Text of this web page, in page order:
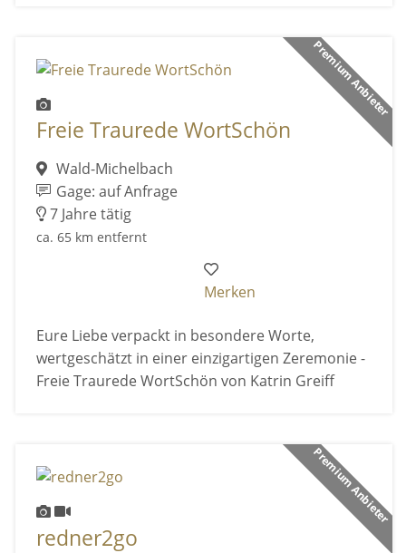
Premium Anbieter
Freie Traurede WortSchön
Wald-Michelbach
Gage: auf Anfrage
7 Jahre tätig
ca. 65 km entfernt
Merken
Eure Liebe verpackt in besondere Worte,
wertgeschätzt in einer einzigartigen Zeremonie -
Freie Traurede WortSchön von Katrin Greiff
Premium Anbieter
redner2go